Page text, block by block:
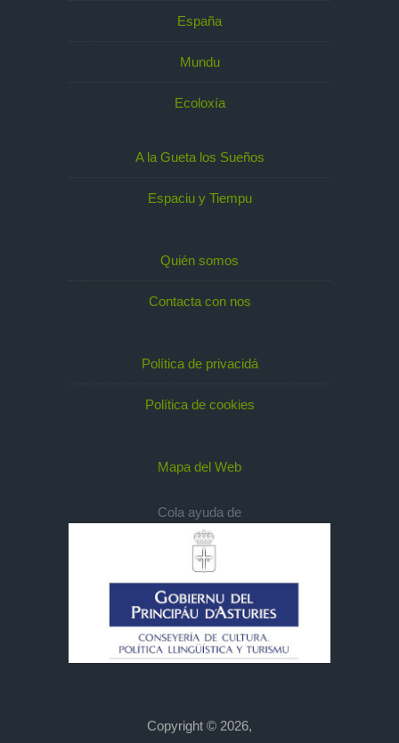
España
Mundu
Ecoloxía
A la Gueta los Sueños
Espaciu y Tiempu
Quién somos
Contacta con nos
Política de privacidá
Política de cookies
Mapa del Web
Cola ayuda de
Copyright © 2026,